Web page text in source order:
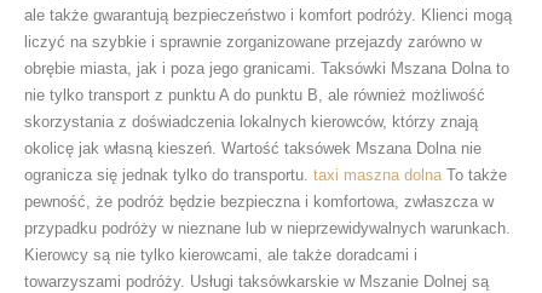
ale także gwarantują bezpieczeństwo i komfort podróży. Klienci mogą
liczyć na szybkie i sprawnie zorganizowane przejazdy zarówno w
obrębie miasta, jak i poza jego granicami. Taksówki Mszana Dolna to
nie tylko transport z punktu A do punktu B, ale również możliwość
skorzystania z doświadczenia lokalnych kierowców, którzy znają
okolicę jak własną kieszeń. Wartość taksówek Mszana Dolna nie
ogranicza się jednak tylko do transportu. taxi maszna dolnaTo także
pewność, że podróż będzie bezpieczna i komfortowa, zwłaszcza w
przypadku podróży w nieznane lub w nieprzewidywalnych warunkach.
Kierowcy są nie tylko kierowcami, ale także doradcami i
towarzyszami podróży. Usługi taksówkarskie w Mszanie Dolnej są